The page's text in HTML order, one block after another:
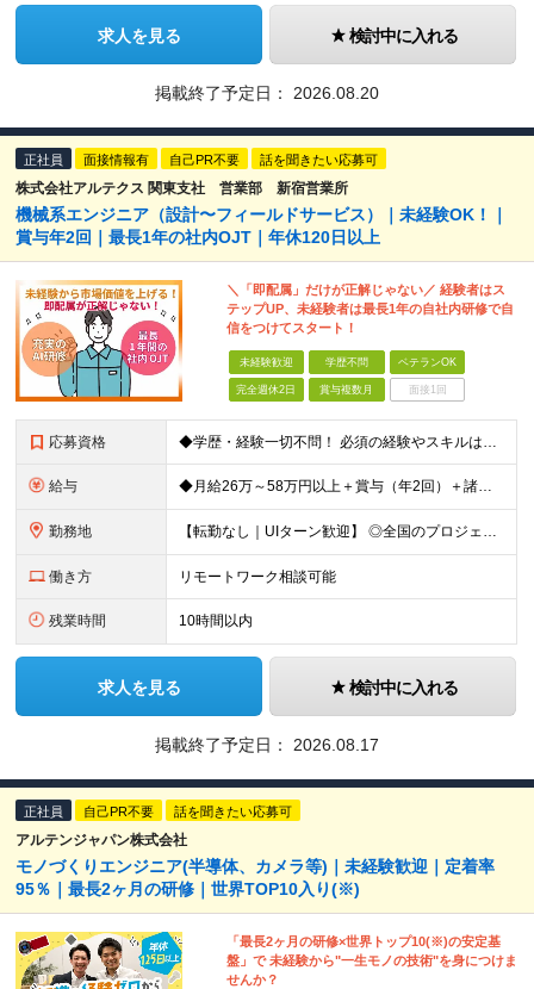
求人を見る 検討中に入れる
掲載終了予定日： 2026.08.20
正社員 面接情報有 自己PR不要 話を聞きたい応募可
株式会社アルテクス 関東支社 営業部 新宿営業所
機械系エンジニア（設計〜フィールドサービス）｜未経験OK！｜
賞与年2回｜最長1年の社内OJT｜年休120日以上
＼「即配属」だけが正解じゃない／ 経験者はス
テップUP、未経験者は最長1年の自社内研修で自
信をつけてスタート！
未経験歓迎 学歴不問 ベテランOK
完全週休2日 賞与複数月 面接1回
応募資格 ◆学歴・経験一切不問！ 必須の経験やスキルは特にありません！ 完全未経験者から経験者まで、幅広く募集！ インフラエンジニアや未経験ITエンジニアを目指していたが、実際に機械を触る方が好きだと気づいた方
給与 ◆月給26万～58万円以上＋賞与（年2回）＋諸手当 ◆年収350～450万円 ※経験や能力を考慮して優遇します ※残業代は別途全額支給します ※試用期間3ヶ月（期間中も待遇・条件に差異はございませ
勤務地 【転勤なし｜UIターン歓迎】 ◎全国のプロジェクト先へ配属 ※配属先は希望を考慮します ※お任せする業務の状況により転居を伴う就業の可能性はありますが、その際は希望を考慮します ※配属先や業務内容
働き方 リモートワーク相談可能
残業時間 10時間以内
求人を見る 検討中に入れる
掲載終了予定日： 2026.08.17
正社員 自己PR不要 話を聞きたい応募可
アルテンジャパン株式会社
モノづくりエンジニア(半導体、カメラ等)｜未経験歓迎｜定着率
95％｜最長2ヶ月の研修｜世界TOP10入り(※)
「最長2ヶ月の研修×世界トップ10(※)の安定基
盤」で 未経験から"一生モノの技術"を身につけま
せんか？